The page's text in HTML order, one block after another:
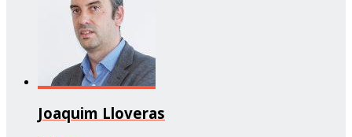
Joaquim Lloveras